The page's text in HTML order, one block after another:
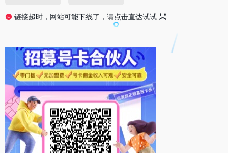
链接超时，网站可能下线了，请点击直达试试